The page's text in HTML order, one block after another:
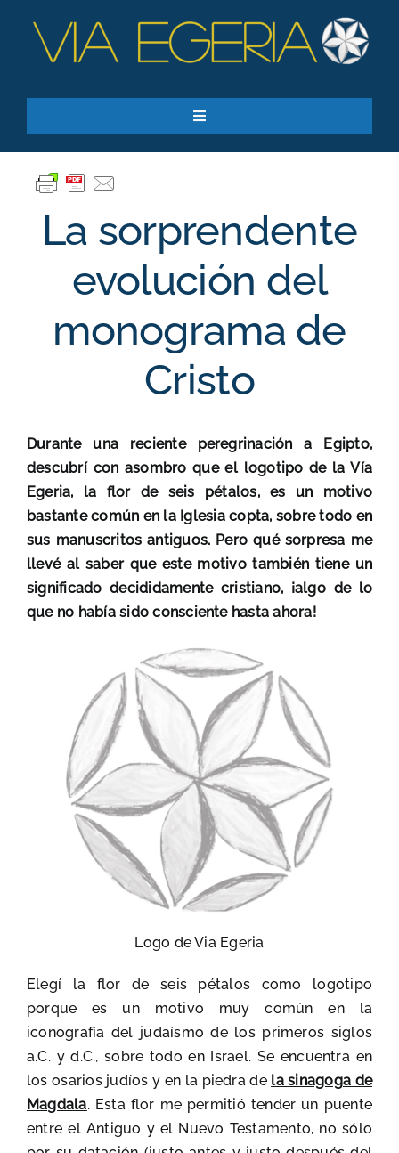
content
Toggle
Recursos
Quiero apoyar
SEARCH
Suscríbase a nuestro boletín
La sorprendente
evolución del
monograma de
Cristo
Durante una reciente peregrinación a Egipto,
descubrí con asombro que el logotipo de la Vía
Egeria, la flor de seis pétalos, es un motivo
bastante común en la Iglesia copta, sobre todo en
sus manuscritos antiguos. Pero qué sorpresa me
llevé al saber que este motivo también tiene un
significado decididamente cristiano, ¡algo de lo
que no había sido consciente hasta ahora!
Logo de Via Egeria
Elegí la flor de seis pétalos como logotipo
porque es un motivo muy común en la
iconografía del judaísmo de los primeros siglos
a.C. y d.C., sobre todo en Israel. Se encuentra en
los osarios judíos y en la piedra de la sinagoga de
Magdala. Esta flor me permitió tender un puente
entre el Antiguo y el Nuevo Testamento, no sólo